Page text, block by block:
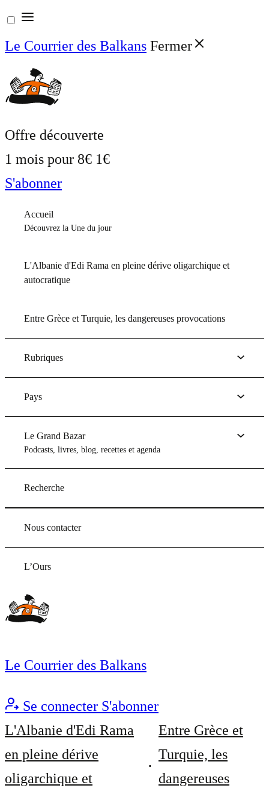
Aller
au
contenu
Le Courrier des Balkans Fermer
Offre découverte
1 mois pour 8€ 1€
S'abonner
Accueil
Découvrez la Une du jour
L'Albanie d'Edi Rama en pleine dérive oligarchique et
autocratique
Entre Grèce et Turquie, les dangereuses provocations
Rubriques
Pays
Le Grand Bazar
Podcasts, livres, blog, recettes et agenda
Recherche
Nous contacter
L’Ours
Le Courrier des Balkans
Se connecter S'abonner
L'Albanie d'Edi Rama
en pleine dérive
oligarchique et
Entre Grèce et
Turquie, les
dangereuses